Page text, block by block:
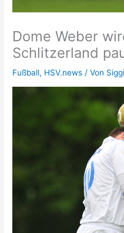
Dome Weber
Schlitzerland
Fußball, HSV.news / Von